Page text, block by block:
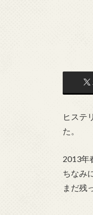
ヒステ
た。
2013年
ちなみ
まだ残